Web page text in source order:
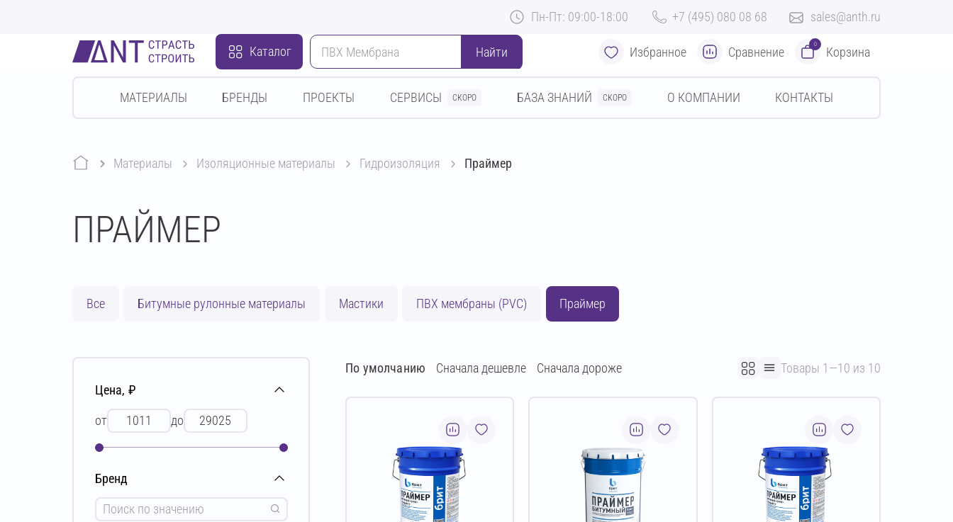
Пн-Пт: 09:00-18:00 +7 (495) 080 08 68 sales@anth.ru
Каталог Найти Избранное Сравнение
0
Корзина
МАТЕРИАЛЫ БРЕНДЫ ПРОЕКТЫ СЕРВИСЫ СКОРО БАЗА ЗНАНИЙ СКОРО О КОМПАНИИ КОНТАКТЫ
Материалы изоляционные материалы гидроизоляция Праймер
ПРАЙМЕР
Все Битумные рулонные материалы Мастики ПВХ мембраны (PVC) Праймер
Цена, ₽
от до
Бренд
По умолчанию Сначала дешевле Сначала дороже Товары 1—10 из 10